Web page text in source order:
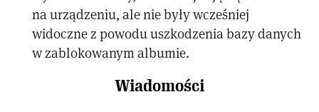
na urządzeniu, ale nie były wcześniej
widoczne z powodu uszkodzenia bazy danych
w zablokowanym albumie.
Wiadomości